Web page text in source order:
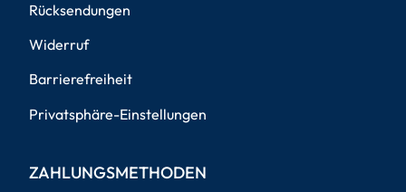
Rücksendungen
Widerruf
Barrierefreiheit
Privatsphäre-Einstellungen
ZAHLUNGSMETHODEN